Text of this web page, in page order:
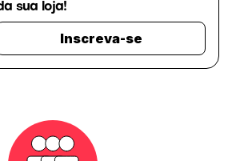
sua loja!
Inscreva-se